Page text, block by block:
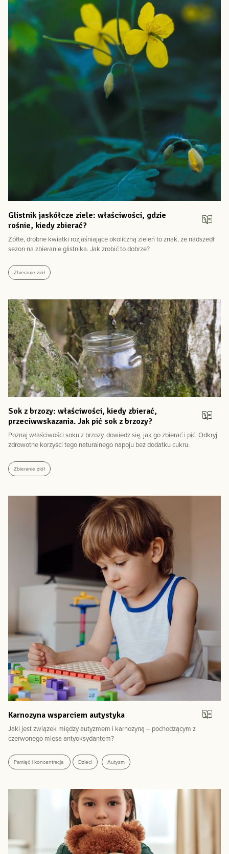
Glistnik jaskółcze ziele: właściwości, gdzie
rośnie, kiedy zbierać?
Żółte, drobne kwiatki rozjaśniające okoliczną zieleń to znak, że nadszedł
sezon na zbieranie glistnika. Jak zrobić to dobrze?
Zbieranie ziół
Sok z brzozy: właściwości, kiedy zbierać,
przeciwwskazania. Jak pić sok z brzozy?
Poznaj właściwości soku z brzozy, dowiedz się, jak go zbierać i pić. Odkryj
zdrowotne korzyści tego naturalnego napoju bez dodatku cukru.
Zbieranie ziół
Karnozyna wsparciem autystyka
Jaki jest związek między autyzmem i karnozyną – pochodzącym z
czerwonego mięsa antyoksydantem?
Pamięć i koncentracja Dzieci Autyzm